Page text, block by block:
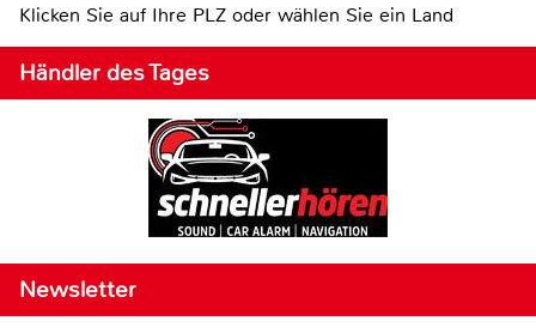
Klicken Sie auf Ihre PLZ oder wählen Sie ein Land
Händler des Tages
Newsletter